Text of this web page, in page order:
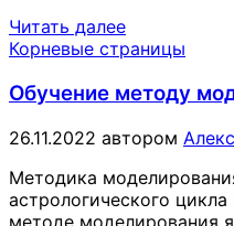
Читать далее
Корневые страницы
Обучение методу
26.11.2022 автором
Методика
астрологического
методе моделирования